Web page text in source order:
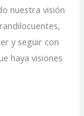
nuestra visión
y seguir con
haya visiones